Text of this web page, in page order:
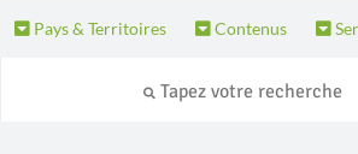
Pays & Territoires Contenus